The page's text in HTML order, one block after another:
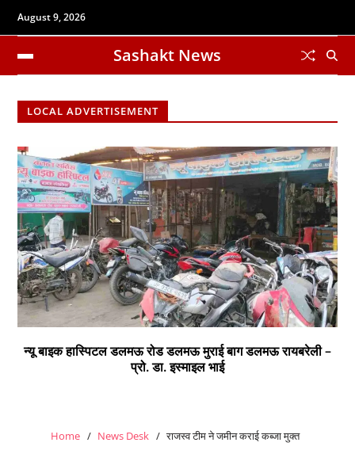
August 9, 2026
Sashakt News
LOCAL ADVERTISEMENT
न्यू बाइक हास्पिटल डलमऊ रोड डलमऊ मुराई बाग डलमऊ रायबरेली –
प्रो. डा. इस्माइल भाई
Home News Desk राजस्व टीम ने जमीन कराई कब्जा मुक्त